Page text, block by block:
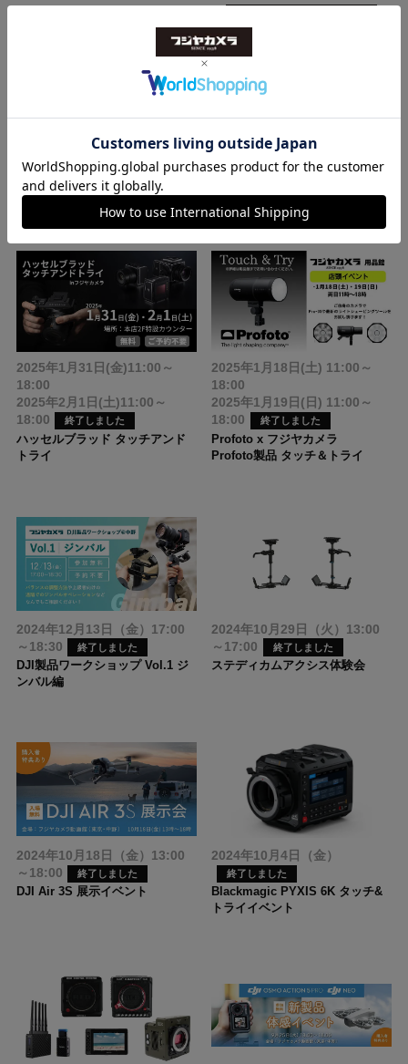
ニコン 飛行機撮影会
終了しました
OM SYSTEM OM-3新製品体感セ
ミナー
～11:45 ②14:00～14:45
終了しました
ハッセルブラッド タッチアンド
トライ
2025年1月31日(金)11:00～
18:00
2025年2月1日(土)11:00～
18:00
終了しました
Profoto x フジヤカメラ
Profoto製品 タッチ＆トライ
2025年1月18日(土) 11:00～
18:00
2025年1月19日(日) 11:00～
18:00
終了しました
DJI製品ワークショップ Vol.1 ジ
ンバル編
2024年12月13日（金）17:00
～18:30
終了しました
ステディカムアクシス体験会
2024年10月29日（火）13:00
～17:00
終了しました
DJI Air 3S 展示イベント
2024年10月18日（金）13:00
～18:00
終了しました
Blackmagic PYXIS 6K タッチ&
トライイベント
2024年10月4日（金）
終了しました